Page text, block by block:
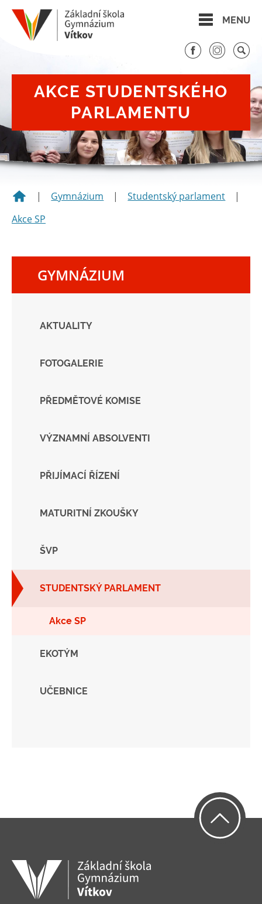
MENU
AKCE STUDENTSKÉHO
PARLAMENTU
| Gymnázium | Studentský parlament
|
Akce SP
GYMNÁZIUM
AKTUALITY
FOTOGALERIE
PŘEDMĚTOVÉ KOMISE
VÝZNAMNÍ ABSOLVENTI
PŘIJÍMACÍ ŘÍZENÍ
MATURITNÍ ZKOUŠKY
ŠVP
STUDENTSKÝ PARLAMENT
Akce SP
EKOTÝM
UČEBNICE